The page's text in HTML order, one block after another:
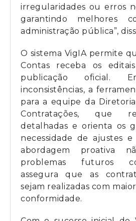
irregularidades ou erros
garantindo melhores
administração pública”,
O sistema VigIA permite
Contas receba os
publicação oficial.
inconsistências, a
para a equipe da
Contratações, que
detalhadas e orienta os
necessidade de ajustes e
abordagem proativa
problemas futuros
assegura que as
sejam realizadas com
conformidade.